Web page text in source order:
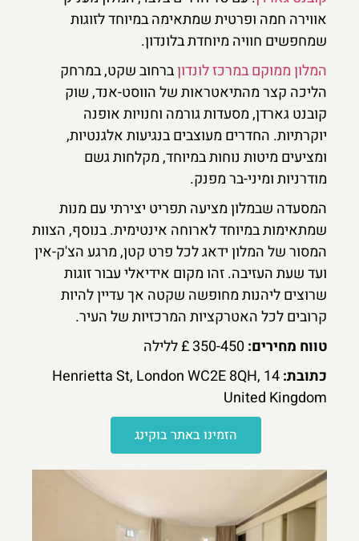
אווירה חמה ופרטית שמתאימה במיוחד לזוגות
שמחפשים חוויה מיוחדת בלונדון.
המלון ממוקם במרכז לונדוןברחוב שקט, במרחק
הליכה קצר מהתיאטראות של הווסט-אנד, שוק
קובנט גארדן, מסעדות גורמה וחנויות אופנה
יוקרתיות. החדרים מעוצבים בנגיעות אלגנטיות,
ומציעים מיטות נוחות במיוחד, מקלחות גשם
מודרניות ומיני-בר מפנק.
המסעדה שבמלון מציעה תפריט יצירתי עם מנות
שמתאימות במיוחד לארוחה אינטימית. בנוסף, הצוות
המסור של המלון ידאג לכל פרט קטן, מרגע הצ'ק-אין
ועד שעת העזיבה. זהו מקום אידיאלי עבור זוגות
שרוצים ליהנות מחופשה שקטה אך עדיין להיות
קרובים לכל האטרקציות המרכזיות של העיר.
טווח מחירים:350-450 £ ללילה
כתובת:
14 Henrietta St, London WC2E 8QH,
United Kingdom
הזמינו באתר בוקינג